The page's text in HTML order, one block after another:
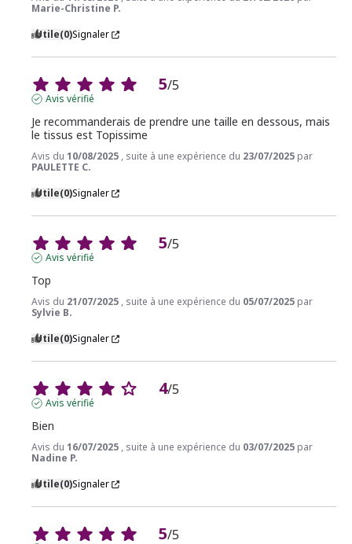
Marie-Christine P.
Utile(0)Signaler
5/5
Avis vérifié
Je recommanderais de prendre une taille en dessous, mais
le tissus est Topissime
Avis du 10/08/2025 , suite à une expérience du 23/07/2025 par
PAULETTE C.
Utile(0)Signaler
5/5
Avis vérifié
Top
Avis du 21/07/2025 , suite à une expérience du 05/07/2025 par
Sylvie B.
Utile(0)Signaler
4/5
Avis vérifié
Bien
Avis du 16/07/2025 , suite à une expérience du 03/07/2025 par
Nadine P.
Utile(0)Signaler
5/5